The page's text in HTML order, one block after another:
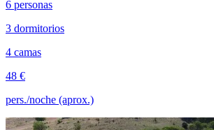
6 personas
3 dormitorios
4 camas
48 €
pers./noche (aprox.)